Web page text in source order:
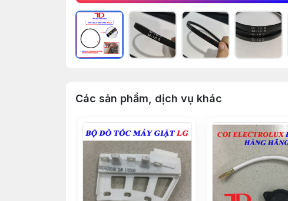
Các sản phẩm, dịch vụ khác